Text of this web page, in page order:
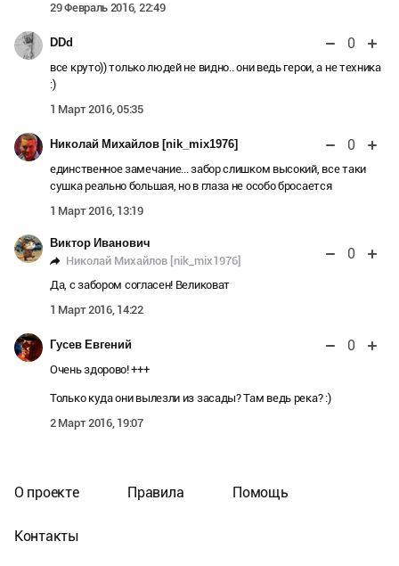
29 Февраль 2016, 22:49
DDd 0
все круто)) только людей не видно.. они ведь герои, а не техника
:)
1 Март 2016, 05:35
Николай Михайлов [nik_mix1976] 0
единственное замечание... забор слишком высокий, все таки
сушка реально большая, но в глаза не особо бросается
1 Март 2016, 13:19
Виктор Иванович
Николай Михайлов [nik_mix1976]
0
Да, с забором согласен! Великоват
1 Март 2016, 14:22
Гусев Евгений 0
Очень здорово! +++
Только куда они вылезли из засады? Там ведь река? :)
2 Март 2016, 19:07
О проекте Правила Помощь
Контакты